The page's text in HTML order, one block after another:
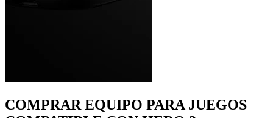
COMPRAR EQUIPO PARA JUEGOS